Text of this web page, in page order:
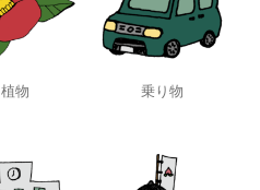
植物 乗り物